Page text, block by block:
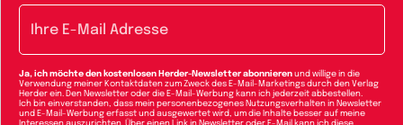
Ja, ich möchte den kostenlosen Herder-Newsletter abonnieren und willige in die
Verwendung meiner Kontaktdaten zum Zweck des E-Mail-Marketings durch den Verlag
Herder ein. Den Newsletter oder die E-Mail-Werbung kann ich jederzeit abbestellen.
Ich bin einverstanden, dass mein personenbezogenes Nutzungsverhalten in Newsletter
und E-Mail-Werbung erfasst und ausgewertet wird, um die Inhalte besser auf meine